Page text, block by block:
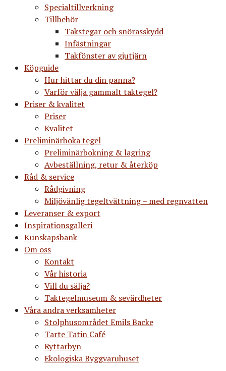
Specialtillverkning
Tillbehör
Takstegar och snörasskydd
Infästningar
Takfönster av gjutjärn
Köpguide
Hur hittar du din panna?
Varför välja gammalt taktegel?
Priser & kvalitet
Priser
Kvalitet
Preliminärboka tegel
Preliminärbokning & lagring
Avbeställning, retur & återköp
Råd & service
Rådgivning
Miljövänlig tegeltvättning – med regnvatten
Leveranser & export
Inspirationsgalleri
Kunskapsbank
Om oss
Kontakt
Vår historia
Vill du sälja?
Taktegelmuseum & sevärdheter
Våra andra verksamheter
Stolphusområdet Emils Backe
Tarte Tatin Café
Ryttarbyn
Ekologiska Byggvaruhuset